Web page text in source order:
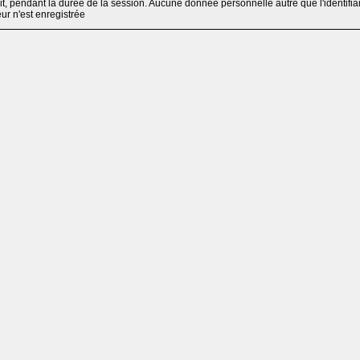
pendant la durée de la session. Aucune donnée personnelle autre que
n'est enregistrée